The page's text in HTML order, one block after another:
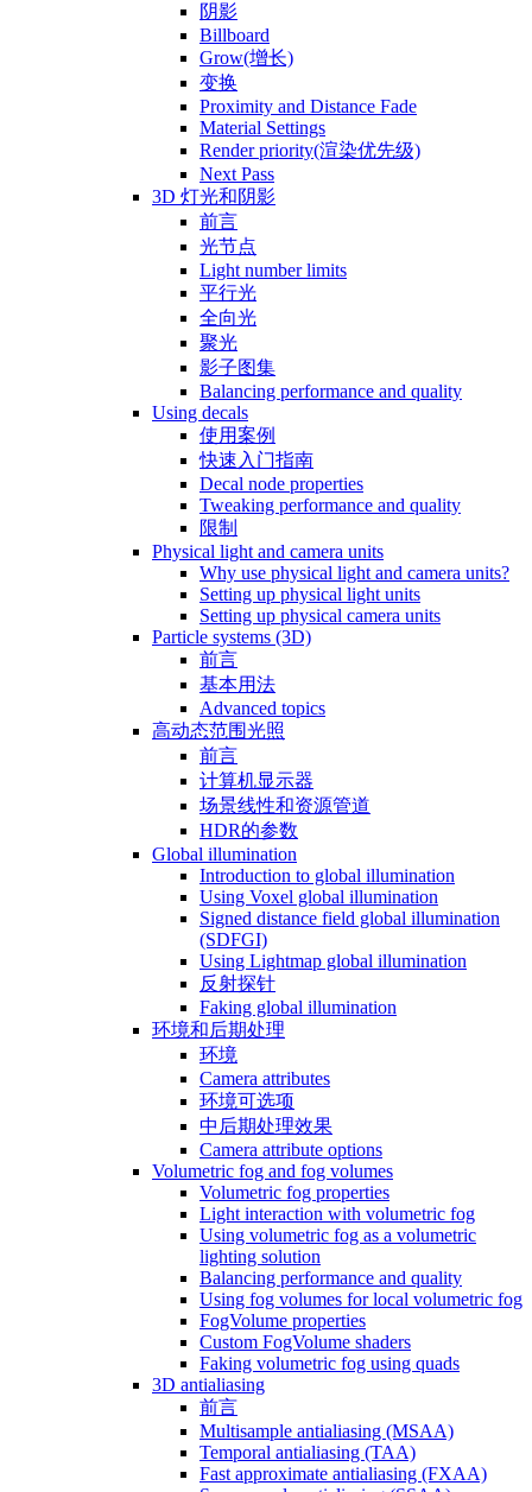
阴影
Billboard
Grow(增长)
变换
Proximity and Distance Fade
Material Settings
Render priority(渲染优先级)
Next Pass
3D 灯光和阴影
前言
光节点
Light number limits
平行光
全向光
聚光
影子图集
Balancing performance and quality
Using decals
使用案例
快速入门指南
Decal node properties
Tweaking performance and quality
限制
Physical light and camera units
Why use physical light and camera units?
Setting up physical light units
Setting up physical camera units
Particle systems (3D)
前言
基本用法
Advanced topics
高动态范围光照
前言
计算机显示器
场景线性和资源管道
HDR的参数
Global illumination
Introduction to global illumination
Using Voxel global illumination
Signed distance field global illumination
(SDFGI)
Using Lightmap global illumination
反射探针
Faking global illumination
环境和后期处理
环境
Camera attributes
环境可选项
中后期处理效果
Camera attribute options
Volumetric fog and fog volumes
Volumetric fog properties
Light interaction with volumetric fog
Using volumetric fog as a volumetric
lighting solution
Balancing performance and quality
Using fog volumes for local volumetric fog
FogVolume properties
Custom FogVolume shaders
Faking volumetric fog using quads
3D antialiasing
前言
Multisample antialiasing (MSAA)
Temporal antialiasing (TAA)
Fast approximate antialiasing (FXAA)